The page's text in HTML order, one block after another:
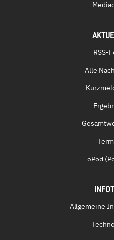
RSS-
Alle
ePod
Allgemeine